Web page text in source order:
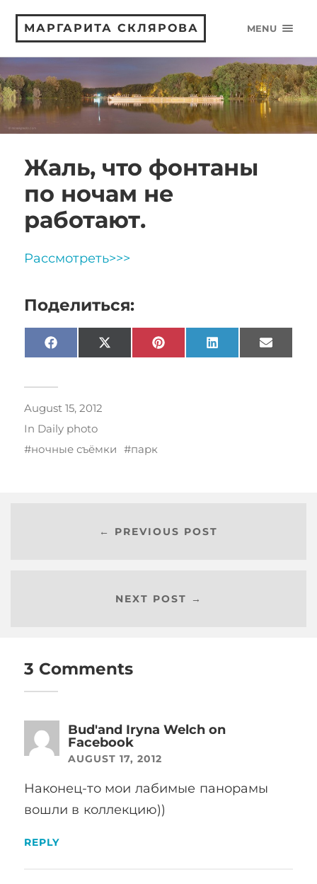
МАРГАРИТА СКЛЯРОВА MENU
Жаль, что фонтаны
по ночам не
работают.
Рассмотреть>>>
Поделиться:
Facebook X
(Twitter)
Pinterest LinkedIn Email
August 15, 2012
In Daily photo
ночные съёмки
парк
← PREVIOUS POST
NEXT POST →
3 Comments
Bud'and Iryna Welch on
Facebook
AUGUST 17, 2012
Наконец-то мои лабимые панорамы
вошли в коллекцию))
REPLY